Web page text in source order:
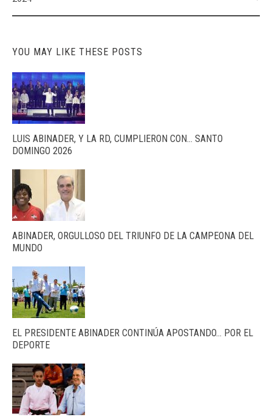
YOU MAY LIKE THESE POSTS
LUIS ABINADER, Y LA RD, CUMPLIERON CON… SANTO
DOMINGO 2026
ABINADER, ORGULLOSO DEL TRIUNFO DE LA CAMPEONA DEL
MUNDO
EL PRESIDENTE ABINADER CONTINÚA APOSTANDO… POR EL
DEPORTE